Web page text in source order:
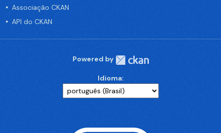
Associação CKAN
API do CKAN
Powered by
Idioma